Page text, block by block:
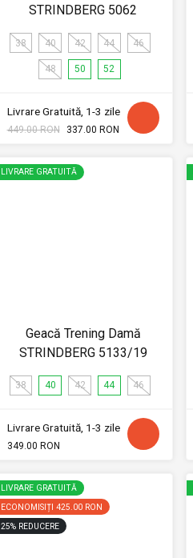
STRINDBERG 5062
38 40 42 44 46
48 50 52
Livrare Gratuită, 1-3 zile
449.00 RON 337.00 RON
LIVRARE GRATUITĂ
Geacă Trening Damă
STRINDBERG 5133/19
38 40 42 44 46
Livrare Gratuită, 1-3 zile
349.00 RON
LIVRARE GRATUITĂ
ECONOMISIȚI 425.00 RON
25% REDUCERE